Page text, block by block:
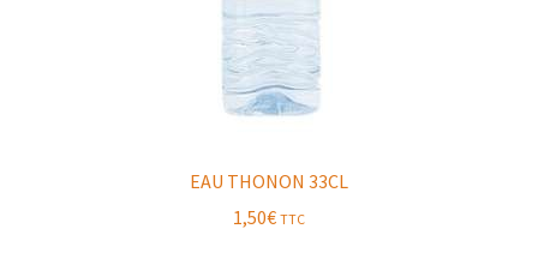
EAU THONON 33CL
1,50€ TTC